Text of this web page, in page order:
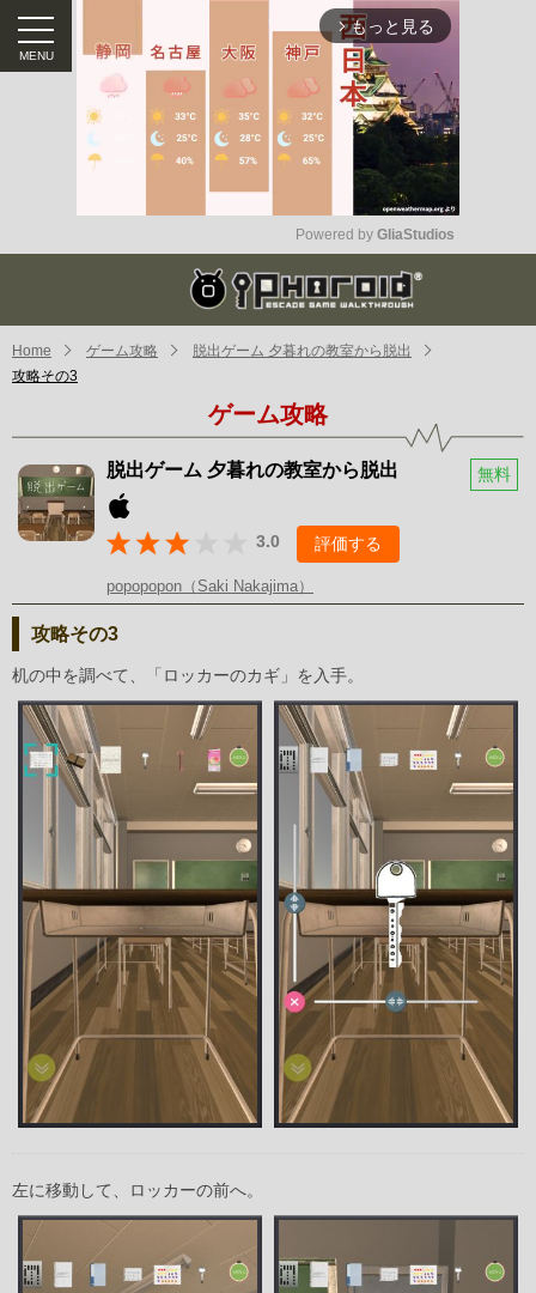
arrow_forward_ios もっと見る
Mute
Powered by GliaStudios
Home ゲーム攻略
脱出ゲーム 夕暮れの教室から脱出
攻略その3
ゲーム攻略
脱出ゲーム 夕暮れの教室から脱出 無料
3.0 評価する
popopopon（Saki Nakajima）
攻略その3
机の中を調べて、「ロッカーのカギ」を入手。
左に移動して、ロッカーの前へ。